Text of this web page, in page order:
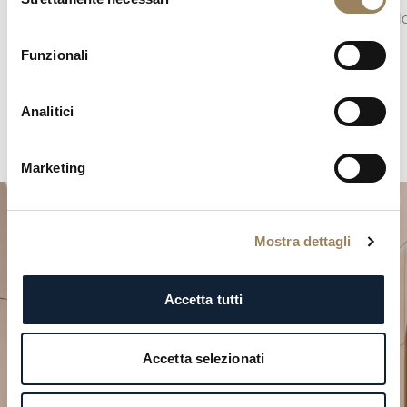
Funzionali
Analitici
Marketing
Mostra dettagli
Accetta tutti
Accetta selezionati
Pianifica il tuo momento
d’eccezione